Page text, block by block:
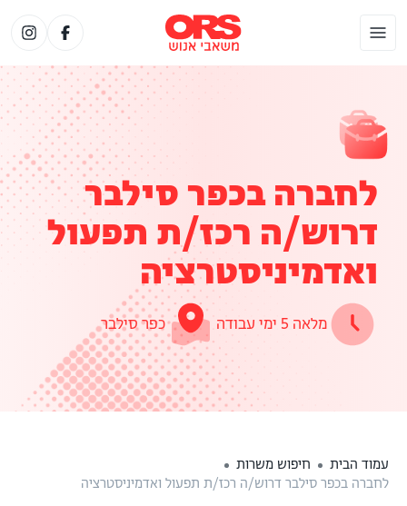
לחברה בכפר סילבר
דרוש/ה רכז/ת תפעול
ואדמיניסטרציה
מלאה 5 ימי עבודה כפר סילבר
עמוד הבית
חיפוש משרות
לחברה בכפר סילבר דרוש/ה רכז/ת תפעול ואדמיניסטרציה